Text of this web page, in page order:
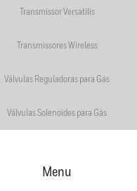
Transmissor Versatilis
Transmissores Wireless
Válvulas Reguladoras para Gás
Válvulas Solenoides para Gás
Menu